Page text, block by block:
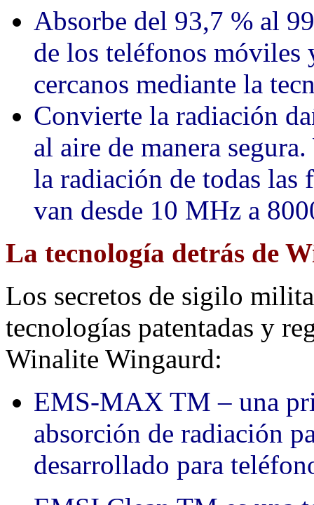
Absorbe del 93,7 % al
de los teléfonos
cercanos mediante la
Convierte la radiación
al aire de manera
la radiación de todas las
van desde 10 MHz a
La tecnología detrás de
Los secretos de sigilo
tecnologías patentadas y
Winalite Wingaurd:
EMS-MAX TM – una
absorción de radiación
desarrollado para